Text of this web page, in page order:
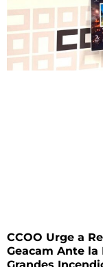
CCOO Urge a
Geacam Ante la